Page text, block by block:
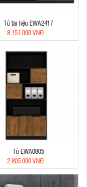
Tủ tài liệu EWA2417
8.151.000 VNĐ
Tủ EWA0805
2.805.000 VNĐ